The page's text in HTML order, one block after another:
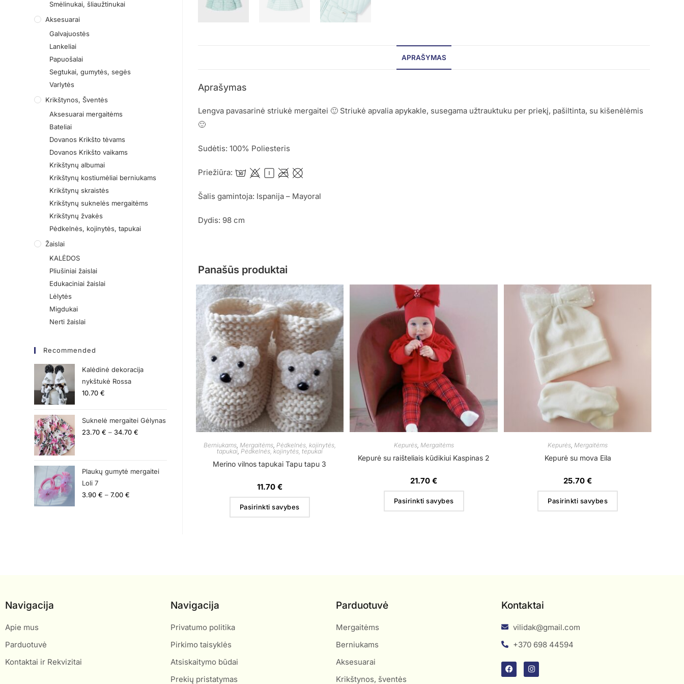
APRAŠYMAS
Aprašymas
Lengva pavasarinė striukė mergaitei 🙂 Striukė apvalia apykakle, susegama užtrauktuku per priekį, pašiltinta, su kišenėlėmis
🙂
Sudėtis: 100% Poliesteris
Priežiūra:
Šalis gamintoja: Ispanija – Mayoral
Dydis: 98 cm
Panašūs produktai
Berniukams, Mergaitėms, Pėdkelnės, kojinytės,
tapukai, Pėdkelnės, kojinytės, tepukai
Merino vilnos tapukai Tapu tapu 3
11.70 €
Pasirinkti savybes
Kepurės, Mergaitėms
Kepurė su raišteliais kūdikiui Kaspinas 2
21.70€
Pasirinkti savybes
Kepurės,Mergaitėms
Kepurė su mova Eila
25.70€
Pasirinkti savybes
Smėlinukai, šliaužtinukai
Aksesuarai
Galvajuostės
Lankeliai
Papuošalai
Segtukai, gumytės, segės
Varlytės
Krikštynos, Šventės
Aksesuarai mergaitėms
Bateliai
Dovanos Krikšto tėvams
Dovanos Krikšto vaikams
Krikštynų albumai
Krikštynų kostiumėliai berniukams
Krikštynų skraistės
Krikštynų suknelės mergaitėms
Krikštynų žvakės
Pėdkelnės, kojinytės, tapukai
Žaislai
KALĖDOS
Pliušiniai žaislai
Edukaciniai žaislai
Lėlytės
Migdukai
Nerti žaislai
Recommended
Kalėdinė dekoracija
nykštukė Rossa
10.70€
Suknelė mergaitei Gėlynas
23.70€ – 34.70€
Plaukų gumytė mergaitei
Loli 7
3.90€ – 7.00€
Navigacija
Apie mus
Parduotuvė
Kontaktai ir Rekvizitai
Navigacija
Privatumo politika
Pirkimo taisyklės
Atsiskaitymo būdai
Prekių pristatymas
Parduotuvė
Mergaitėms
Berniukams
Aksesuarai
Krikštynos, šventės
Kontaktai
vilidak@gmail.com
+370 698 44594